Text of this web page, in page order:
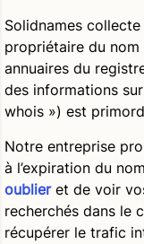
Solidnames
propriétaire du
annuaires du
des informations
whois ») est
Notre entreprise
à l’expiration du
oublieret de voir
recherchés dans le
récupérer le trafic